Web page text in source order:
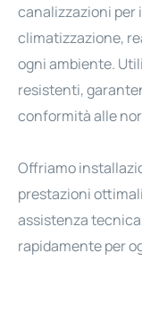
canalizzazioni per
climatizzazione,
ogni ambiente.
resistenti,
conformità alle
Offriamo
prestazioni
assistenza
rapidamente per